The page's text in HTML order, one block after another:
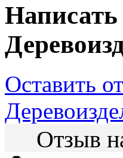
Оставить
Отзыв